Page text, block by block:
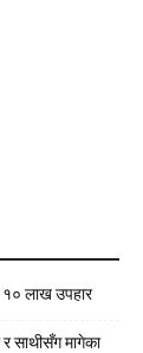
१० लाख उपहार
र साथीसँग मागेका